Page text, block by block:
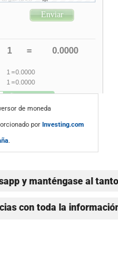
de moneda
por Investing.com
.
y manténgase al
con toda la